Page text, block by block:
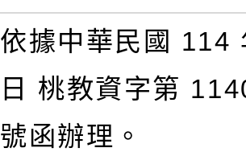
依據中華民國 114
日 桃教資字第
號函辦理。